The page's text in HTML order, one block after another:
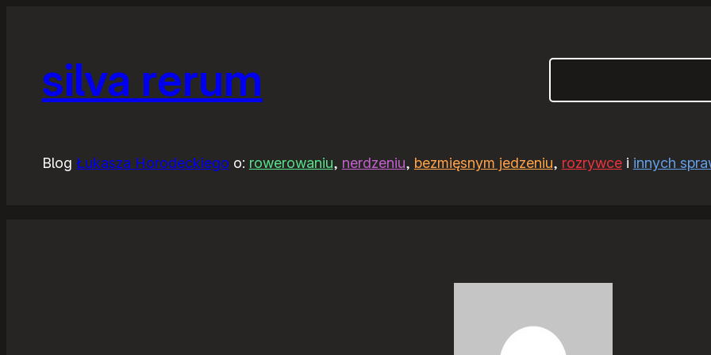
silva rerum
Blog Łukasza Horodeckiego o: rowerowaniu, nerdzeniu, bezmięsnym jedzeniu, rozrywcei innych